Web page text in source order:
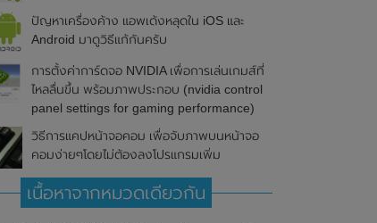
ปัญหาเครื่องค้าง แอพเด้งหลุดใน iOS และ
Android มาดูวิธีแก้กันครับ
การตั้งค่าการ์ดจอ NVIDIA เพื่อการเล่นเกมส์ที่
ไหลลื่นขึ้น พร้อมภาพประกอบ (nvidia control
panel settings for gaming performance)
วิธีการแคปหน้าจอคอม เพื่อจับภาพบนหน้าจอ
คอมง่ายๆโดยไม่ต้องลงโปรแกรมเพิ่ม
เนื้อหาจากหมวดเดียวกัน